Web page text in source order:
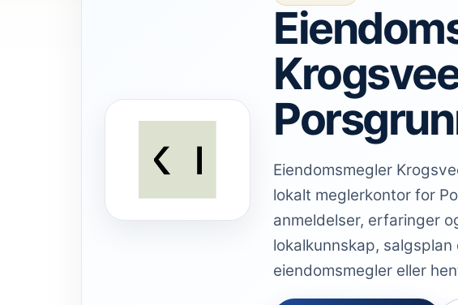
Eiendomsmegler
lokalt meglerkontor for
anmeldelser, erfaringer
lokalkunnskap,
eiendomsmegler eller